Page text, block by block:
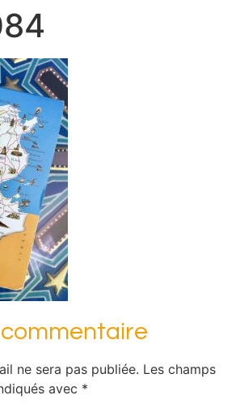
commentaire
ne sera pas publiée. Les champs
avec *